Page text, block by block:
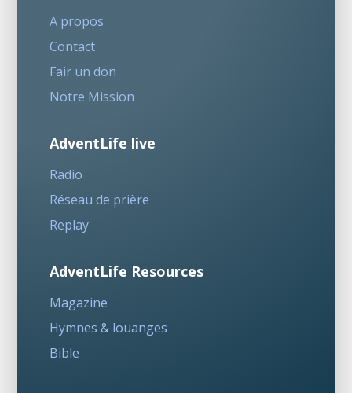
A propos
Contact
Fair un don
Notre Mission
AdventLife live
Radio
Réseau de prière
Replay
AdventLife Resources
Magazine
Hymnes & louanges
Bible